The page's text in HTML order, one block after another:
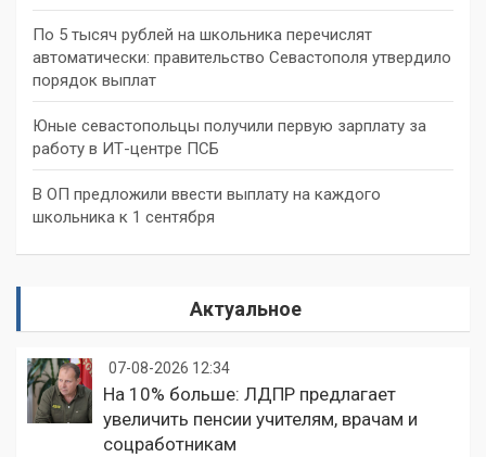
По 5 тысяч рублей на школьника перечислят
автоматически: правительство Севастополя утвердило
порядок выплат
Юные севастопольцы получили первую зарплату за
работу в ИТ-центре ПСБ
В ОП предложили ввести выплату на каждого
школьника к 1 сентября
Актуальное
07-08-2026 12:34
На 10% больше: ЛДПР предлагает
увеличить пенсии учителям, врачам и
соцработникам